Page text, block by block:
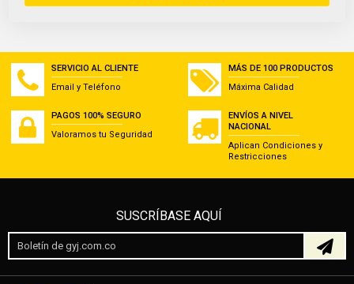
SERVICIO AL CLIENTE
Email y Teléfono
MÁS DE 100 PRODUCTOS
Máxima Calidad
PAGOS 100% SEGURO
Valoramos tu Seguridad
ENVÍOS A NIVEL
NACIONAL
Aplican Condiciones y
Restricciones
SUSCRÍBASE AQUÍ